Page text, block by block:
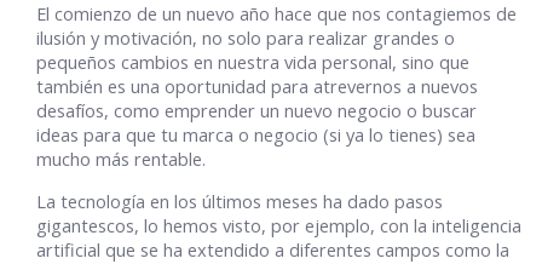
El comienzo de un nuevo año hace que nos contagiemos de
ilusión y motivación, no solo para realizar grandes o
pequeños cambios en nuestra vida personal, sino que
también es una oportunidad para atrevernos a nuevos
desafíos, como emprender un nuevo negocio o buscar
ideas para que tu marca o negocio (si ya lo tienes) sea
mucho más rentable.
La tecnología en los últimos meses ha dado pasos
gigantescos, lo hemos visto, por ejemplo, con la inteligencia
artificial que se ha extendido a diferentes campos como la